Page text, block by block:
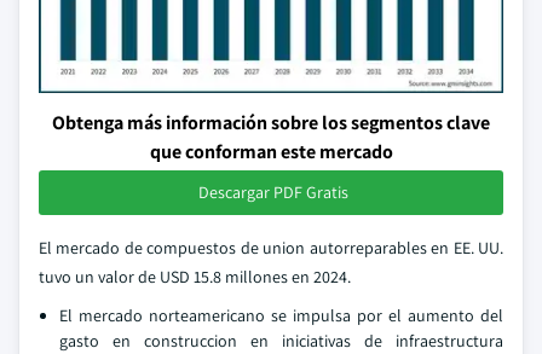
Obtenga más información sobre los segmentos clave
que conforman este mercado
Descargar PDF Gratis
El mercado de compuestos de union autorreparables en EE. UU.
tuvo un valor de USD 15.8 millones en 2024.
El mercado norteamericano se impulsa por el aumento del
gasto en construccion en iniciativas de infraestructura